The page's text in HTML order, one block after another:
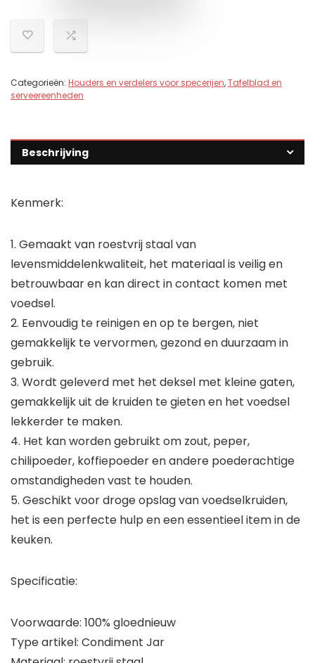
Categorieën: Houders en verdelers voor specerijen,Tafelblad en
serveereenheden
Beschrijving
Kenmerk:
1. Gemaakt van roestvrij staal van
levensmiddelenkwaliteit, het materiaal is veilig en
betrouwbaar en kan direct in contact komen met
voedsel.
2. Eenvoudig te reinigen en op te bergen, niet
gemakkelijk te vervormen, gezond en duurzaam in
gebruik.
3. Wordt geleverd met het deksel met kleine gaten,
gemakkelijk uit de kruiden te gieten en het voedsel
lekkerder te maken.
4. Het kan worden gebruikt om zout, peper,
chilipoeder, koffiepoeder en andere poederachtige
omstandigheden vast te houden.
5. Geschikt voor droge opslag van voedselkruiden,
het is een perfecte hulp en een essentieel item in de
keuken.
Specificatie:
Voorwaarde: 100% gloednieuw
Type artikel: Condiment Jar